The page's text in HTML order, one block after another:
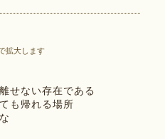
拡大します
せない存在である
も帰れる場所